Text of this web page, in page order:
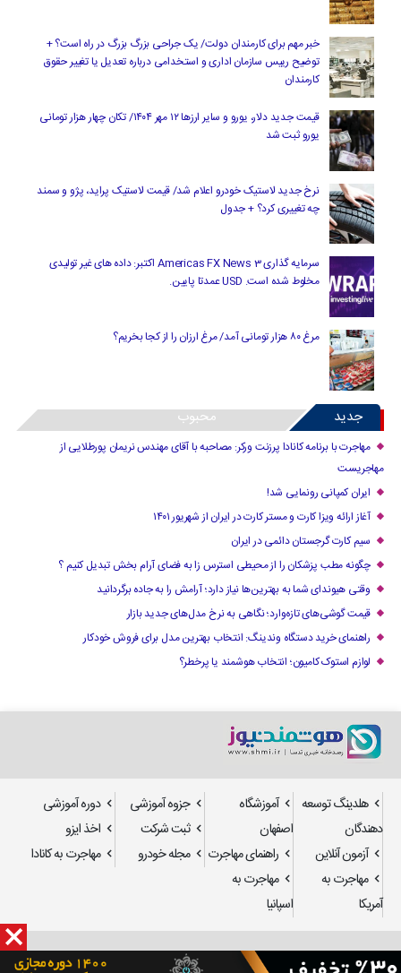
خبر مهم برای کارمندان دولت/ یک جراحی بزرگ بزرگ در راه است؟ +
توضیح رییس سازمان اداری و استخدامی درباره تعدیل یا تغییر حقوق
کارمندان
قیمت جدید دلار، یورو و سایر ارزها ۱۲ مهر ۱۴۰۴/ تکان چهار هزار تومانی
یورو ثبت شد
نرخ جدید لاستیک خودرو اعلام شد/ قیمت لاستیک پراید، پژو و سمند
چه تغییری کرد؟ + جدول
سرمایه گذاری Americas FX News 3 اکتبر: داده های غیر تولیدی
مخلوط شده است. USD عمدتا پایین.
مرغ ۸۰ هزار تومانی آمد/ مرغ ارزان را از کجا بخریم؟
جدید محبوب
مهاجرت با برنامه کانادا پرزنت ورکر: مصاحبه با آقای مهندس نریمان پورطلایی از
مهاجریست
ایران کمپانی رونمایی شد!
آغاز ارائه ویزا کارت و مستر کارت در ایران از شهریور ۱۴۰۱
سیم کارت گرجستان دائمی در ایران
چگونه مطب پزشکان را از محیطی استرس زا به فضای آرام بخش تبدیل کنیم ؟
وقتی هیوندای شما به بهترین‌ها نیاز دارد؛ آرامش را به جاده برگردانید
قیمت گوشی‌های تازه‌وارد؛ نگاهی به نرخ مدل‌های جدید بازار
راهنمای خرید دستگاه وندینگ: انتخاب بهترین مدل برای فروش خودکار
لوازم استوک کامیون؛ انتخاب هوشمند یا پرخطر؟
هلدینگ توسعه
دهندگان
آموزشگاه
اصفهان
جزوه آموزشی
دوره آموزشی
ثبت شرکت
اخذ ایزو
آزمون آنلاین
راهنمای مهاجرت مجله خودرو
مهاجرت به کانادا
مهاجرت به
آمریکا
مهاجرت به
اسپانیا